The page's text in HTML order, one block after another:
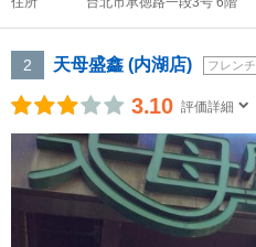
2 天母盛鑫 (内湖店) フレンチ
3.10 評価詳細